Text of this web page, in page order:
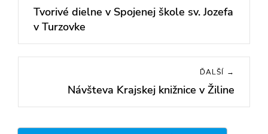
článku
Previous
post:
Tvorivé dielne v Spojenej škole sv. Jozefa
v Turzovke
ĎALŠÍ →
post:
Návšteva Krajskej knižnice v Žiline